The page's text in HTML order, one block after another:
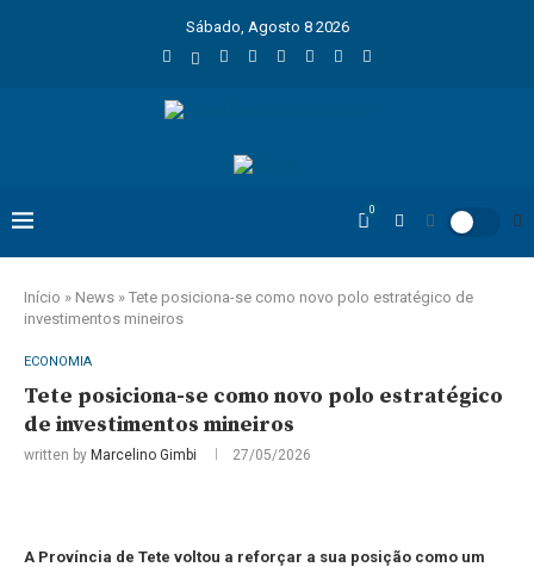
Sábado, Agosto 8 2026
0
Início » News » Tete posiciona-se como novo polo estratégico de
investimentos mineiros
ECONOMIA
Tete posiciona-se como novo polo estratégico
de investimentos mineiros
written by Marcelino Gimbi 27/05/2026
A Província de Tete voltou a reforçar a sua posição como um